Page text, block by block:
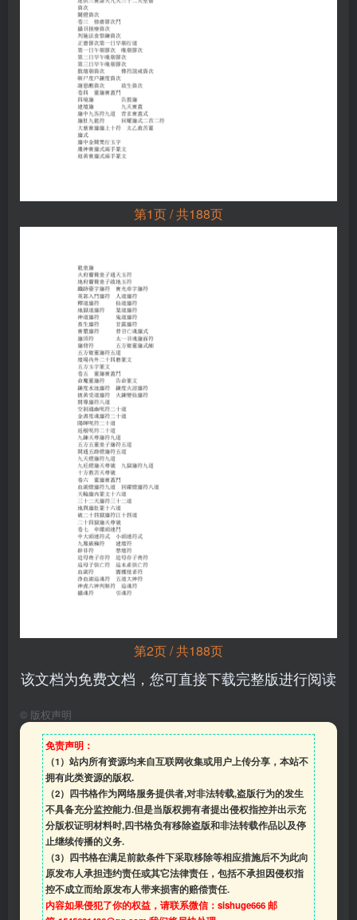
第1页 / 共188页
第2页 / 共188页
该文档为免费文档，您可直接下载完整版进行阅读
© 版权声明
免责声明：
（1）站内所有资源均来自互联网收集或用户上传分享，本站不
拥有此类资源的版权.
（2）四书格作为网络服务提供者,对非法转载,盗版行为的发生
不具备充分监控能力.但是当版权拥有者提出侵权指控并出示充
分版权证明材料时,四书格负有移除盗版和非法转载作品以及停
止继续传播的义务.
（3）四书格在满足前款条件下采取移除等相应措施后不为此向
原发布人承担违约责任或其它法律责任，包括不承担因侵权指
控不成立而给原发布人带来损害的赔偿责任.
内容如果侵犯了你的权益，请联系微信：sishuge666 邮